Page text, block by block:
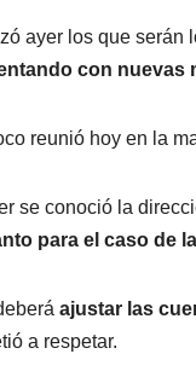
ayer los que
con nuevas
reunió hoy en la
se conoció la
para el caso de
ajustar las
a respetar.